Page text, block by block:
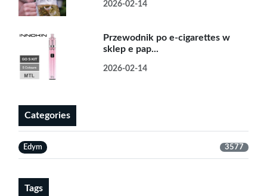
2026-02-14
Przewodnik po e-cigarettes w
sklep e pap...
2026-02-14
Categories
Edym 3577
Tags